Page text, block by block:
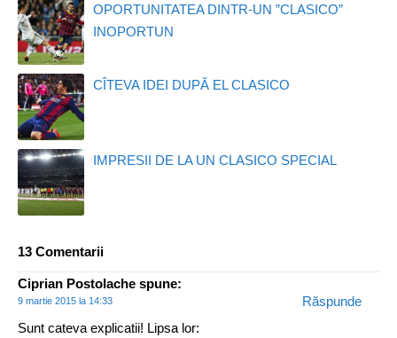
OPORTUNITATEA DINTR-UN ”CLASICO”
INOPORTUN
CÎTEVA IDEI DUPĂ EL CLASICO
IMPRESII DE LA UN CLASICO SPECIAL
13 Comentarii
Ciprian Postolache spune:
9 martie 2015 la 14:33
Sunt cateva explicatii! Lipsa lor:
Răspunde